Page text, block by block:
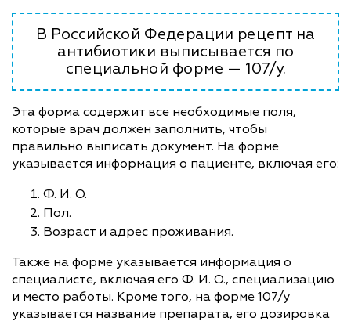
В Российской Федерации рецепт на
антибиотики выписывается по
специальной форме — 107/у.
Эта форма содержит все необходимые поля,
которые врач должен заполнить, чтобы
правильно выписать документ. На форме
указывается информация о пациенте, включая его:
Ф. И. О.
Пол.
Возраст и адрес проживания.
Также на форме указывается информация о
специалисте, включая его Ф. И. О., специализацию
и место работы. Кроме того, на форме 107/у
указывается название препарата, его дозировка